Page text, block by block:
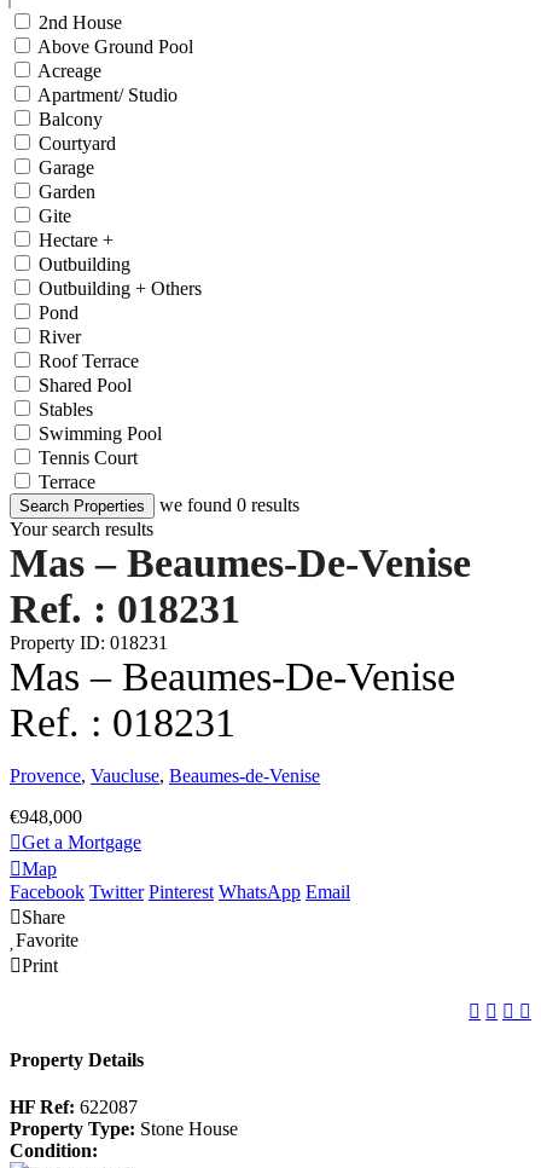
2nd House
Above Ground Pool
Acreage
Apartment/ Studio
Balcony
Courtyard
Garage
Garden
Gite
Hectare +
Outbuilding
Outbuilding + Others
Pond
River
Roof Terrace
Shared Pool
Stables
Swimming Pool
Tennis Court
Terrace
Search Properties we found 0 results
Your search results
Mas – Beaumes-De-Venise
Ref. : 018231
Property ID: 018231
Mas – Beaumes-De-Venise
Ref. : 018231
Provence, Vaucluse, Beaumes-de-Venise
€948,000
Get a Mortgage
Map
Facebook Twitter Pinterest WhatsApp Email
Share
Favorite
Print
Property Details
HF Ref: 622087
Property Type: Stone House
Condition: